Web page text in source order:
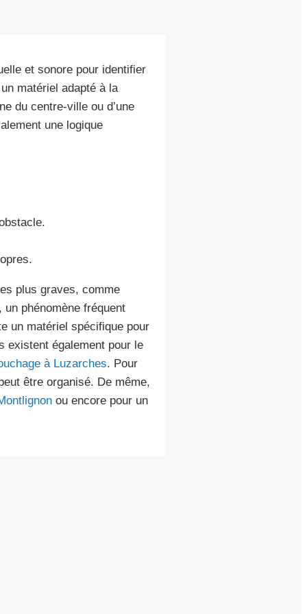
et sonore pour identifier
matériel adapté à la
du centre-ville ou d’une
une logique
plus graves, comme
phénomène fréquent
un matériel spécifique pour
existent également pour le
à Luzarches. Pour
être organisé. De même,
ou encore pour un